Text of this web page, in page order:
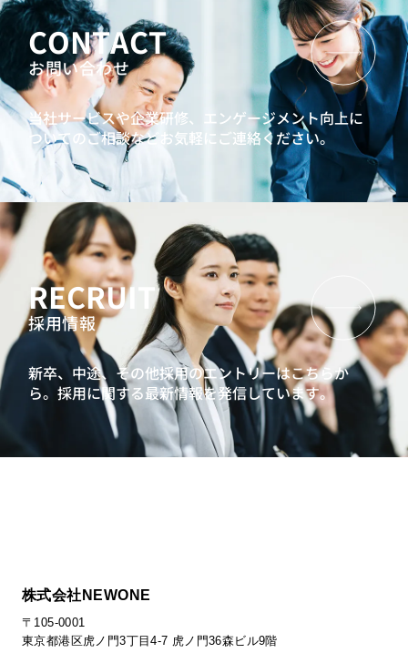
CONTACT
お問い合わせ
当社サービスや企業研修、エンゲージメント向上に
ついてのご相談などお気軽にご連絡ください。
RECRUIT
採用情報
新卒、中途、その他採用のエントリーはこちらか
ら。採用に関する最新情報を発信しています。
株式会社NEWONE
〒105-0001
東京都港区虎ノ門3丁目4-7 虎ノ門36森ビル9階